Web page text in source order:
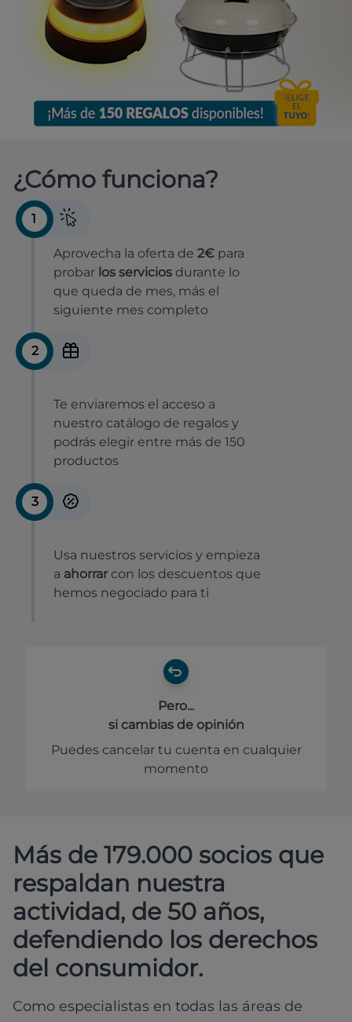
¿Cómo funciona?
1
Aprovecha la oferta de 2€ para
probar los servicios durante lo
que queda de mes, más el
siguiente mes completo
2
Te enviaremos el acceso a
nuestro catálogo de regalos y
podrás elegir entre más de 150
productos
3
Usa nuestros servicios y empieza
a ahorrar con los descuentos que
hemos negociado para ti
Pero...
si cambias de opinión
Puedes cancelar tu cuenta en cualquier
momento
Más de 179.000 socios que
respaldan nuestra
actividad, de 50 años,
defendiendo los derechos
del consumidor.
Como especialistas en todas las áreas de